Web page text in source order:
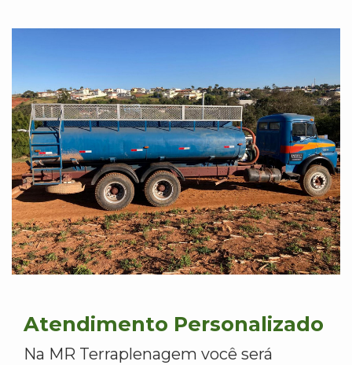
Atendimento Personalizado
Na MR Terraplenagem você será